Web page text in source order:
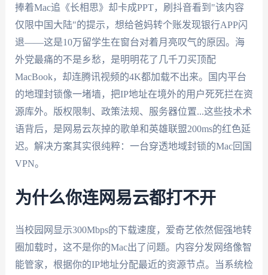
捧着Mac追《长相思》却卡成PPT，刷抖音看到"该内容
仅限中国大陆"的提示，想给爸妈转个账发现银行APP闪
退——这是10万留学生在窗台对着月亮叹气的原因。海
外党最痛的不是乡愁，是明明花了几千刀买顶配
MacBook，却连腾讯视频的4K都加载不出来。国内平台
的地理封锁像一堵墙，把IP地址在境外的用户死死拦在资
源库外。版权限制、政策法规、服务器位置...这些技术术
语背后，是网易云灰掉的歌单和英雄联盟200ms的红色延
迟。解决方案其实很纯粹：一台穿透地域封锁的Mac回国
VPN。
为什么你连网易云都打不开
当校园网显示300Mbps的下载速度，爱奇艺依然倔强地转
圈加载时，这不是你的Mac出了问题。内容分发网络像智
能管家，根据你的IP地址分配最近的资源节点。当系统检